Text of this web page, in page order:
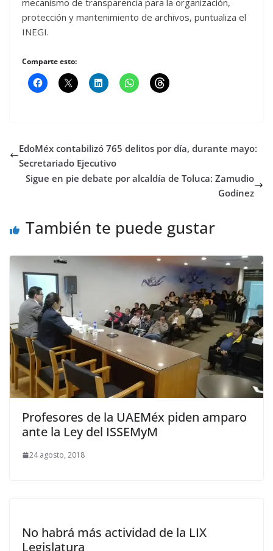
mecanismo de transparencia para la organización,
protección y mantenimiento de archivos, puntualiza el
INEGI.
Comparte esto:
EdoMéx contabilizó 765 delitos por día, durante mayo:
Secretariado Ejecutivo
Sigue en pie debate por alcaldía de Toluca: Zamudio
Godínez
También te puede gustar
Profesores de la UAEMéx piden amparo
ante la Ley del ISSEMyM
24 agosto, 2018
No habrá más actividad de la LIX
Legislatura